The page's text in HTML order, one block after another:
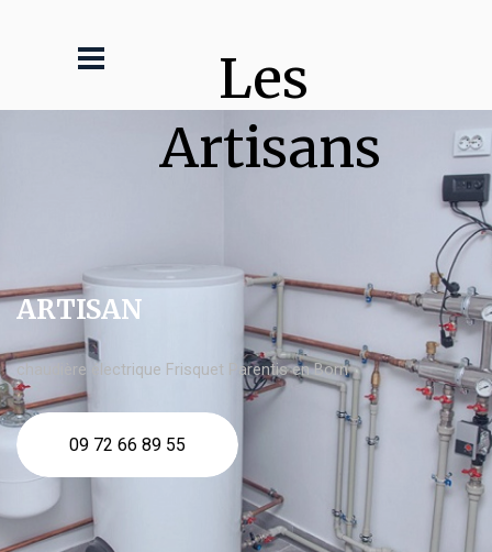
Les
Artisans
ARTISAN
chaudière électrique Frisquet Parentis en Born
09 72 66 89 55